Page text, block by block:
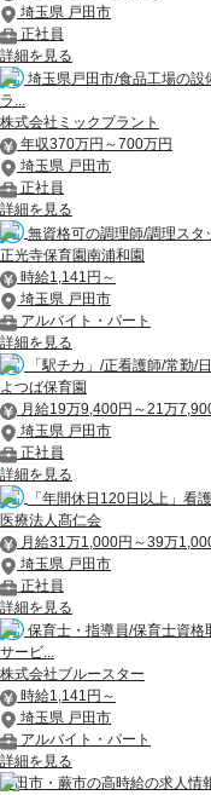
埼玉県 戸田市
正社員
詳細を見る
埼玉県戸田市/食品工場の
ラ...
株式会社ミックプラント
年収370万円～700万円
埼玉県 戸田市
正社員
詳細を見る
無資格可の調理師/調理スタ
正光寺保育園南浦和園
時給1,141円～
埼玉県 戸田市
アルバイト・パート
詳細を見る
「駅チカ」/正看護師/常勤/
よつば保育園
月給19万9,400円～21万
埼玉県 戸田市
正社員
詳細を見る
「年間休日120日以上」看
医療法人髙仁会
月給31万1,000円～39万
埼玉県 戸田市
正社員
詳細を見る
保育士・指導員/保育士資格
サービ...
株式会社ブルースター
時給1,141円～
埼玉県 戸田市
アルバイト・パート
詳細を見る
戸田市・蕨市の高時給の求人情